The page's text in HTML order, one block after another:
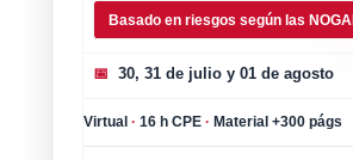
Basado en riesgos según las NOGAI
📅 30, 31 de julio y 01 de agosto
Virtual · 16 h CPE · Material +300 págs